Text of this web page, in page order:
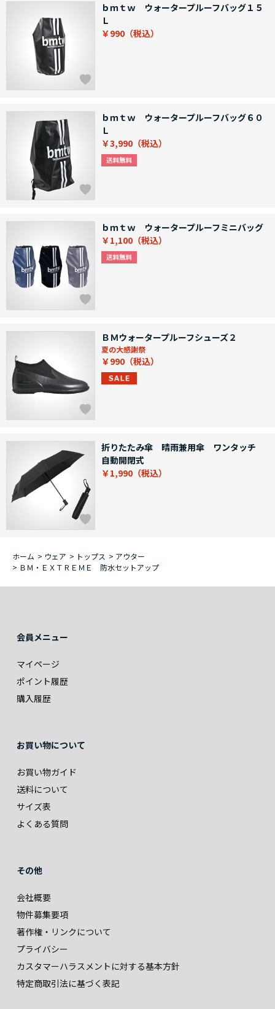
ｂｍｔｗ ウォータープルーフバッグ１５
Ｌ
￥990
ｂｍｔｗ ウォータープルーフバッグ６０
Ｌ
￥3,990
ｂｍｔｗ ウォータープルーフミニバッグ
￥1,100
ＢＭウォータープルーフシューズ２
夏の大感謝祭
￥990
折りたたみ傘 晴雨兼用傘 ワンタッチ
自動開閉式
￥1,990
ホーム > ウェア > トップス > アウター
> ＢＭ・ＥＸＴＲＥＭＥ 防水セットアップ
会員メニュー
マイページ
ポイント履歴
購入履歴
お買い物について
お買い物ガイド
送料について
サイズ表
よくある質問
その他
会社概要
物件募集要項
著作権・リンクについて
プライバシー
カスタマーハラスメントに対する基本方針
特定商取引法に基づく表記